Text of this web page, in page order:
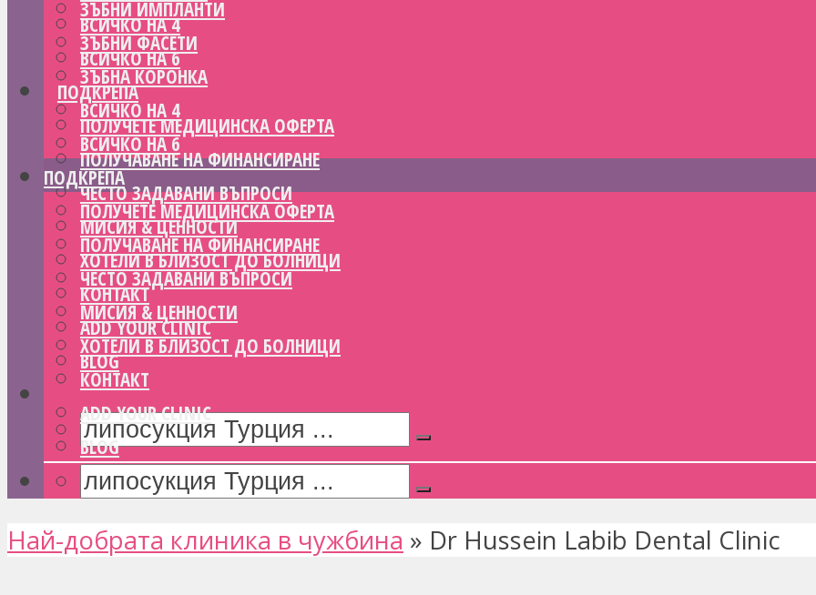
ВСИЧКО НА 4
ВСИЧКО НА 6
ПОДКРЕПА
ПОЛУЧЕТЕ МЕДИЦИНСКА ОФЕРТА
ПОЛУЧАВАНЕ НА ФИНАНСИРАНЕ
ЧЕСТО ЗАДАВАНИ ВЪПРОСИ
МИСИЯ & ЦЕННОСТИ
ХОТЕЛИ В БЛИЗОСТ ДО БОЛНИЦИ
КОНТАКТ
ADD YOUR CLINIC
BLOG
ЗЪБНИ ИМПЛАНТИ
ЗЪБНИ ФАСЕТИ
ЗЪБНА КОРОНКА
ВСИЧКО НА 4
ВСИЧКО НА 6
ПОДКРЕПА
ПОЛУЧЕТЕ МЕДИЦИНСКА ОФЕРТА
ПОЛУЧАВАНЕ НА ФИНАНСИРАНЕ
ЧЕСТО ЗАДАВАНИ ВЪПРОСИ
МИСИЯ & ЦЕННОСТИ
ХОТЕЛИ В БЛИЗОСТ ДО БОЛНИЦИ
КОНТАКТ
ADD YOUR CLINIC
BLOG
Най-добрата клиника в чужбина » Dr Hussein Labib Dental Clinic